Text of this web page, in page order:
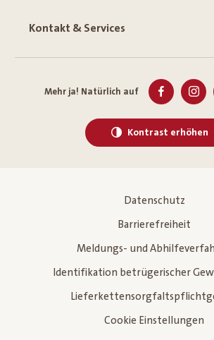
Kontakt & Services
Mehr ja! Natürlich auf
Kontrast erhöhen
Datenschutz
Barrierefreiheit
Meldungs- und
Identifikation betrügerischer
Cookie Einstellungen